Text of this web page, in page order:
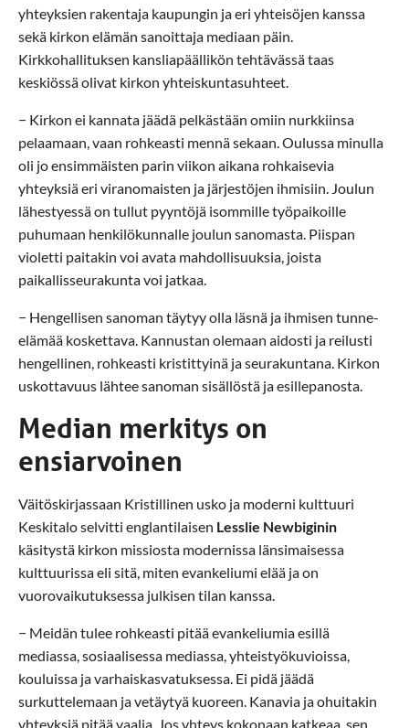
yhteyksien rakentaja kaupungin ja eri yhteisöjen kanssa
sekä kirkon elämän sanoittaja mediaan päin.
Kirkkohallituksen kansliapäällikön tehtävässä taas
keskiössä olivat kirkon yhteiskuntasuhteet.
− Kirkon ei kannata jäädä pelkästään omiin nurkkiinsa
pelaamaan, vaan rohkeasti mennä sekaan. Oulussa minulla
oli jo ensimmäisten parin viikon aikana rohkaisevia
yhteyksiä eri viranomaisten ja järjestöjen ihmisiin. Joulun
lähestyessä on tullut pyyntöjä isommille työpaikoille
puhumaan henkilökunnalle joulun sanomasta. Piispan
violetti paitakin voi avata mahdollisuuksia, joista
paikallisseurakunta voi jatkaa.
− Hengellisen sanoman täytyy olla läsnä ja ihmisen tunne-
elämää koskettava. Kannustan olemaan aidosti ja reilusti
hengellinen, rohkeasti kristittyinä ja seurakuntana. Kirkon
uskottavuus lähtee sanoman sisällöstä ja esillepanosta.
Median merkitys on
ensiarvoinen
Väitöskirjassaan Kristillinen usko ja moderni kulttuuri
Keskitalo selvitti englantilaisen Lesslie Newbiginin
käsitystä kirkon missiosta modernissa länsimaisessa
kulttuurissa eli sitä, miten evankeliumi elää ja on
vuorovaikutuksessa julkisen tilan kanssa.
− Meidän tulee rohkeasti pitää evankeliumia esillä
mediassa, sosiaalisessa mediassa, yhteistyökuvioissa,
kouluissa ja varhaiskasvatuksessa. Ei pidä jäädä
surkuttelemaan ja vetäytyä kuoreen. Kanavia ja ohuitakin
yhteyksiä pitää vaalia. Jos yhteys kokonaan katkeaa, sen